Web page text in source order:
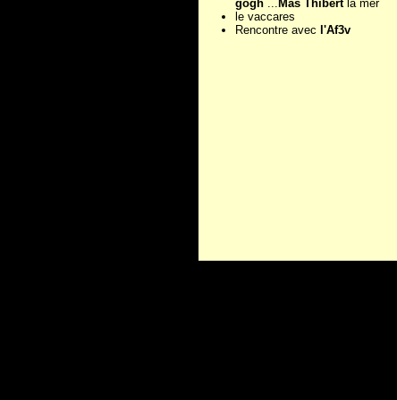
gogh
Mas Thibertla mer
le vaccares
Rencontre avec l'Af3v